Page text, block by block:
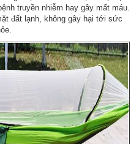
truyền nhiễm hay gây mất máu.
đất lạnh, không gây hại tới sức